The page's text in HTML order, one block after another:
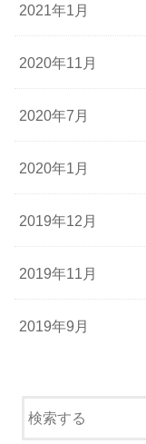
2021年1月
2020年11月
2020年7月
2020年1月
2019年12月
2019年11月
2019年9月